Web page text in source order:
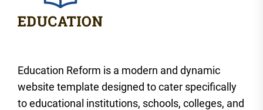
Education Reform is a modern and dynamic
website template designed to cater specifically
to educational institutions, schools, colleges, and